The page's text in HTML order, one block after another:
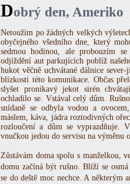
Dobrý den, Ameriko
Netoužím po žádných velkých
obyčejného všedního dne, který
sedmou hodinou, ale probouzím
odjíždění aut parkujících poblíž
hukot věčně uchvátané dálnice
blízkosti této komunikace. Občas
slyšet pronikavý jekot sirén
ochladilo se. Vstával celý dům.
snídaně se odbyla vodou a
máslem, káva, jádra roztodivných
rozloučení a dům se vyprazdňuje.
vnučkou jedou do servisu na výměnu
Zůstávám doma spolu s manželkou,
domu začíná být rušno. Blíží se
se do deště moc nechce. A